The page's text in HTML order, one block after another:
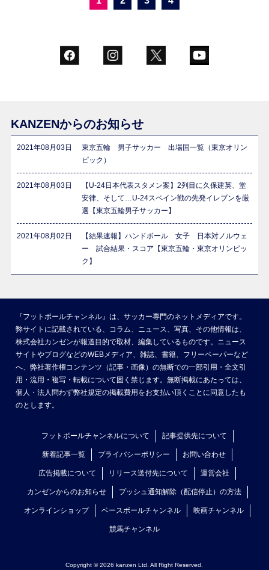
KANZENからのお知らせ
2021年08月03日
東京五輪 男子サッカー 出場国一覧（東京オリン
ピック）
2021年08月03日
【U-24日本代表スタメン案】2列目に久保建英、堂
安律、そして…U-24スペイン戦の先発イレブンを厳
選【東京五輪男子サッカー】
2021年08月02日
【結果速報】ハンドボール 女子 日本対ノルウェ
ー 試合結果・スコア【東京五輪・東京オリンピッ
ク】
『フットボールチャンネル』は、サッカー専門のネットメディアです。
弊サイトに記載されている、コラム、ニュース、写真、その他情報は、
株式会社カンゼンが報道目的で取材、編集しているものです。ニュース
サイトやブログなどのWEBメディア、雑誌、書籍、フリーペーパーなど
へ、弊社著作権コンテンツ（記事・画像）の無断での一部引用・全文引
用・流用・複写・転載について固く禁じます。無断掲載にあたっては、
個人・法人問わず弊社規定の掲載費用をお支払い頂くことに同意したも
のとします。
フットボールチャンネルについて 記事提供先について
新着記事一覧 プライバシーポリシー お問い合わせ
広告掲載について リリース送付先について 運営会社
カンゼンからのお知らせ プッシュ通知解除（配信停止）の方法
オンラインショップ ベースボールチャンネル 映画チャンネル
競馬チャンネル
Copyright © 2026 kanzen Ltd. All Right Reserved.